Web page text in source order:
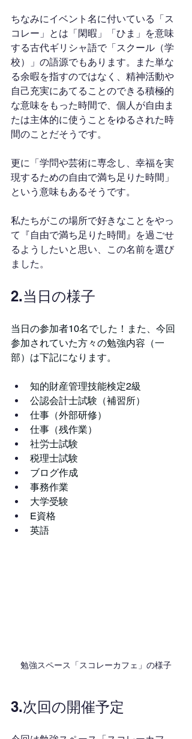
ちなみにイベント名に付いている「ス
コレー」とは「閑暇」「ひま」を意味
する古代ギリシャ語で「スクール（学
校）」の語源でもあります。また単な
る余暇を指すのではなく、精神活動や
自己充実にあてることのできる積極的
な意味をもった時間で、個人が自由ま
たは主体的に使うことをゆるされた時
間のことだそうです。
更に「学問や芸術に専念し、幸福を実
現するための自由で満ち足りた時間」
という意味もあるそうです。
私たちがこの場所で好きなことをやっ
て『自由で満ち足りた時間』を過ごせ
るようしたいと思い、この名前を選び
ました。
2.当日の様子
当日の参加者10名でした！また、今回
参加されていた方々の勉強内容（一
部）は下記になります。
知的財産管理技能検定2級
公認会計士試験（補習所）
仕事（外部研修）
仕事（残作業）
社労士試験
税理士試験
ブログ作成
事務作業
大学受験
E資格
英語
勉強スペース「スコレーカフェ」の様子
3.次回の開催予定